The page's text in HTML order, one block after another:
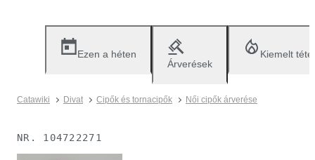
Ezen a héten
Árverések
Kiemelt
Catawiki Divat Cipők és tornacipők Női cipők árverése
NR. 104722271